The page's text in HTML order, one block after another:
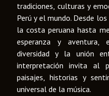
tradiciones, culturas y
Perú y el mundo. Desde
la costa peruana hasta
esperanza y aventura,
diversidad y la unión
interpretación invita al
paisajes, historias y
universal de la música.